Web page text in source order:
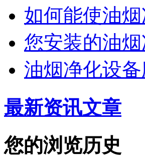
如何能使油
您安装的油
油烟净化设
最新资讯文章
您的浏览历史